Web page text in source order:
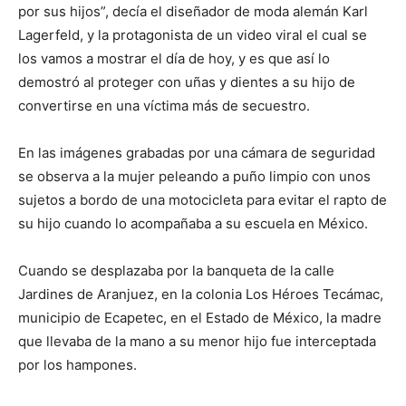
por sus hijos”, decía el diseñador de moda alemán Karl
Lagerfeld, y la protagonista de un video viral el cual se
los vamos a mostrar el día de hoy, y es que así lo
demostró al proteger con uñas y dientes a su hijo de
convertirse en una víctima más de secuestro.
En las imágenes grabadas por una cámara de seguridad
se observa a la mujer peleando a puño limpio con unos
sujetos a bordo de una motocicleta para evitar el rapto de
su hijo cuando lo acompañaba a su escuela en México.
Cuando se desplazaba por la banqueta de la calle
Jardines de Aranjuez, en la colonia Los Héroes Tecámac,
municipio de Ecapetec, en el Estado de México, la madre
que llevaba de la mano a su menor hijo fue interceptada
por los hampones.